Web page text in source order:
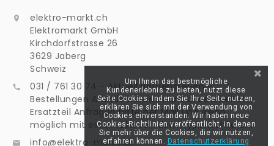

elektro-markt.ch
Elektromarkt GmbH
Kirchdorfstrasse 26
3629 Jaberg
Schweiz

031 / 761 30 74 - Aktuell Betriebsferien -
Bestellungen & Mails werden normal bearbeitet -
Ersatzteil Anfragen bitte per Mail und wenn
möglich mit einem Bild von dem Typenschild an:
 info@elektro-markt.ch
Um Ihnen das bestmögliche
Kundenerlebnis zu bieten, nutzt diese
Seite Cookies. Indem Sie Ihre Seite nutzen,
erklären Sie sich mit der Verwendung von
Cookies einverstanden. Wir haben neue
Cookies-Richtlinien veröffentlicht, in denen
Sie mehr über die Cookies, die wir nutzen,
erfahren können. Datenschutzerklärung